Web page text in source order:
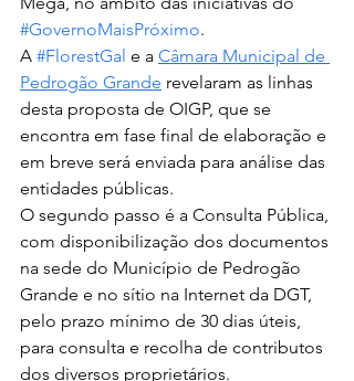
#GovernoMaisPróximo.
A #FlorestGal e a Câmara Municipal de
Pedrogão Grande revelaram as linhas
desta proposta de OIGP, que se
encontra em fase final de elaboração e
em breve será enviada para análise das
entidades públicas.
O segundo passo é a Consulta Pública,
com disponibilização dos documentos
na sede do Município de Pedrogão
Grande e no sítio na Internet da DGT,
pelo prazo mínimo de 30 dias úteis,
para consulta e recolha de contributos
dos diversos proprietários.